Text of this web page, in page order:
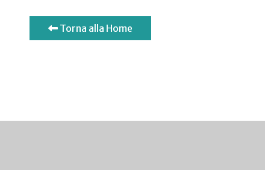
Torna alla Home